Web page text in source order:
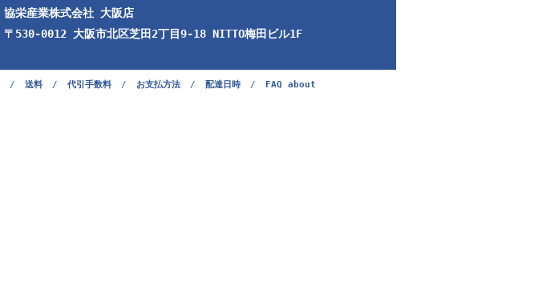
協栄産業株式会社 大阪店
〒530-0012 大阪市北区芝田2丁目9-18 NITTO梅田ビル1F
/ 送料 / 代引手数料 / お支払方法 / 配達日時 /
FAQ about